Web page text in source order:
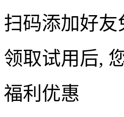
扫码添加好
领取试用后,
福利优惠